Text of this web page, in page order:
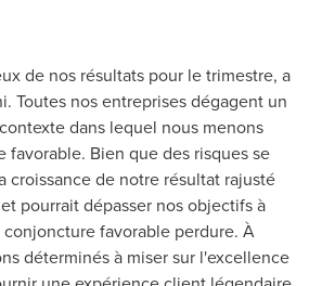
de nos résultats pour le trimestre, a
Toutes nos entreprises dégagent un
dans lequel nous menons
favorable. Bien que des risques se
croissance de notre résultat rajusté
pourrait dépasser nos objectifs à
favorable perdure. À
déterminés à miser sur l'excellence